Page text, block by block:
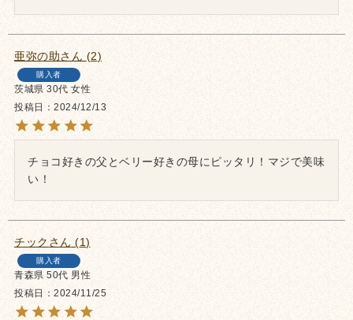
亜弥の助 2
購入者
茨城県 30代 女性
投稿日
2024/12/13
チョコ好きの父とベリー好きの母にピッタリ！マジで美味
い！
チック 1
購入者
青森県 50代 男性
投稿日
2024/11/25